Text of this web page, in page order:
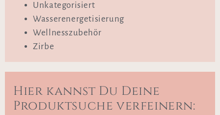
Unkategorisiert
Wasserenergetisierung
Wellnesszubehör
Zirbe
Hier kannst Du Deine
Produktsuche verfeinern: